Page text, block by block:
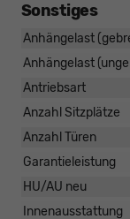
Sonstiges
Anhängelast
Anhängelast
Antriebsart
Anzahl Sitzplätze
Anzahl Türen
Garantieleistung
HU/AU neu
Innenausstattung